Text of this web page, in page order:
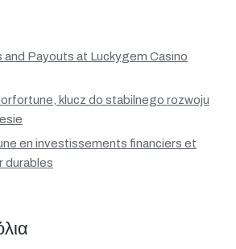
Payouts at Luckygem Casino
klucz do stabilnego rozwoju
en investissements financiers et
durables